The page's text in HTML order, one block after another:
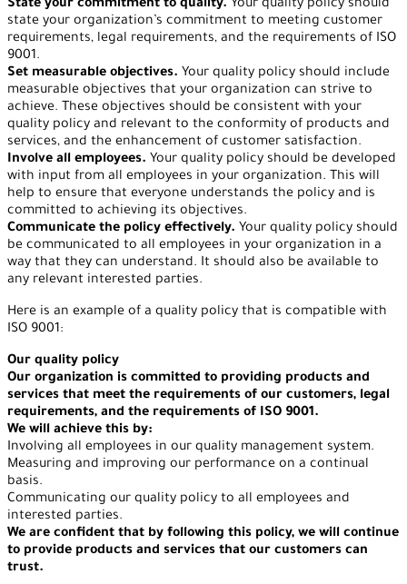
State your commitment to quality.Your quality policy should
state your organization’s commitment to meeting customer
requirements, legal requirements, and the requirements of ISO
9001.
Set measurable objectives.Your quality policy should include
measurable objectives that your organization can strive to
achieve. These objectives should be consistent with your
quality policy and relevant to the conformity of products and
services, and the enhancement of customer satisfaction.
Involve all employees.Your quality policy should be developed
with input from all employees in your organization. This will
help to ensure that everyone understands the policy and is
committed to achieving its objectives.
Communicate the policy effectively.Your quality policy should
be communicated to all employees in your organization in a
way that they can understand. It should also be available to
any relevant interested parties.
Here is an example of a quality policy that is compatible with
ISO 9001:
Our quality policy
Our organization is committed to providing products and
services that meet the requirements of our customers, legal
requirements, and the requirements of ISO 9001.
We will achieve this by:
Involving all employees in our quality management system.
Measuring and improving our performance on a continual
basis.
Communicating our quality policy to all employees and
interested parties.
We are confident that by following this policy, we will continue
to provide products and services that our customers can
trust.